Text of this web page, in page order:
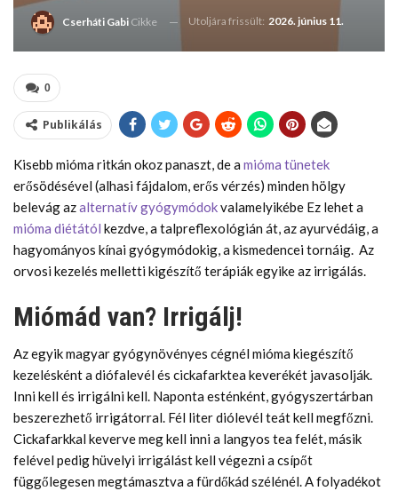
Cserháti Gabi Cikke Utoljára frissült: 2026. június 11.
0
Publikálás
Kisebb mióma ritkán okoz panaszt, de a mióma tünetek
erősödésével (alhasi fájdalom, erős vérzés) minden hölgy
belevág azalternatív gyógymódokvalamelyikébe Ez lehet a
mióma diétától kezdve, a talpreflexológián át, az ayurvédáig, a
hagyományos kínai gyógymódokig, a kismedencei tornáig. Az
orvosi kezelés melletti kigészítő terápiák egyike az irrigálás.
Miómád van? Irrigálj!
Az egyik magyar gyógynövényes cégnél mióma kiegészítő
kezelésként a diófalevél és cickafarktea keverékét javasolják.
Inni kell és irrigálni kell. Naponta esténként, gyógyszertárban
beszerezhető irrigátorral. Fél liter diólevél teát kell megfőzni.
Cickafarkkal keverve meg kell inni a langyos tea felét, másik
felével pedig hüvelyi irrigálást kell végezni a csípőt
függőlegesen megtámasztva a fürdőkád szélénél. A folyadékot